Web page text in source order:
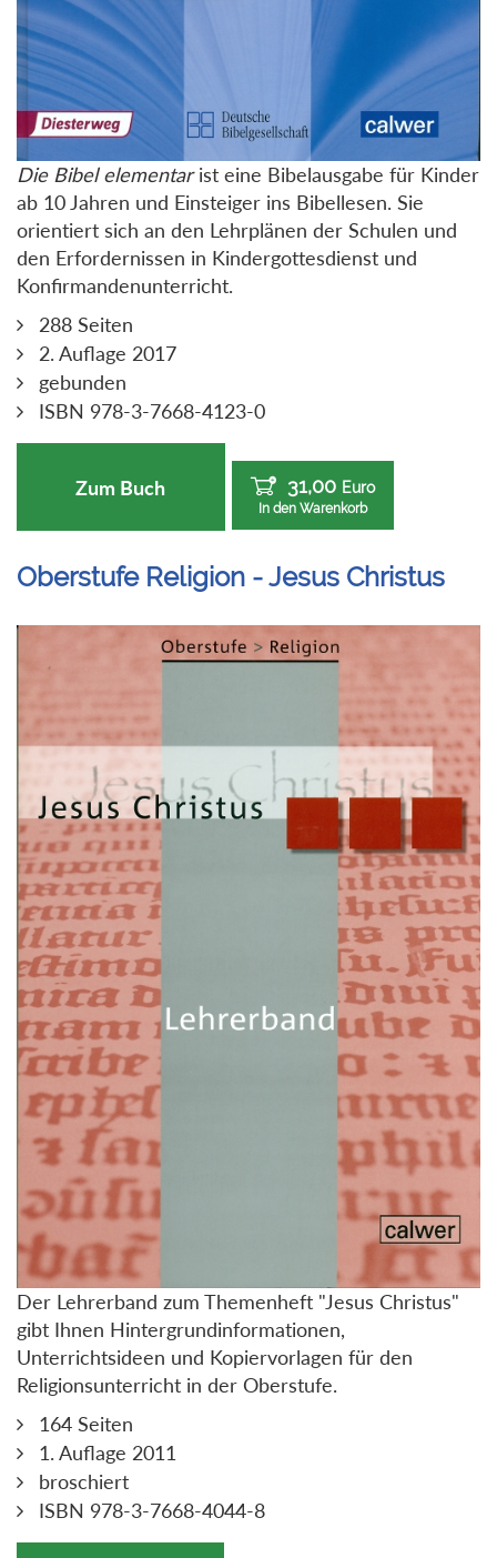
Die Bibel elementarist eine Bibelausgabe für Kinder
ab 10 Jahren und Einsteiger ins Bibellesen. Sie
orientiert sich an den Lehrplänen der Schulen und
den Erfordernissen in Kindergottesdienst und
Konfirmandenunterricht.
288 Seiten
2. Auflage 2017
gebunden
ISBN 978-3-7668-4123-0
Zum Buch 31,00 Euro
In den Warenkorb
Oberstufe Religion - Jesus Christus
Der Lehrerband zum Themenheft "Jesus Christus"
gibt Ihnen Hintergrundinformationen,
Unterrichtsideen und Kopiervorlagen für den
Religionsunterricht in der Oberstufe.
164 Seiten
1. Auflage 2011
broschiert
ISBN 978-3-7668-4044-8